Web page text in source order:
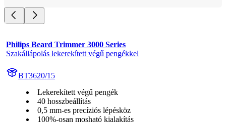
Philips Beard Trimmer 3000 Series
Szakállápolás lekerekített végű pengékkel
BT3620/15
Lekerekített végű pengék
40 hosszbeállítás
0,5 mm-es precíziós lépésköz
100%-osan mosható kialakítás